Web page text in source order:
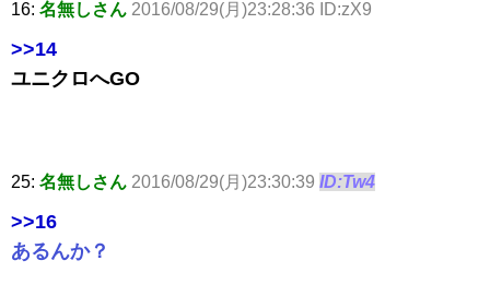
16: 名無しさん 2016/08/29(月)23:28:36 ID:zX9
>>14
ユニクロへGO
25: 名無しさん 2016/08/29(月)23:30:39 ID:Tw4
>>16
あるんか？